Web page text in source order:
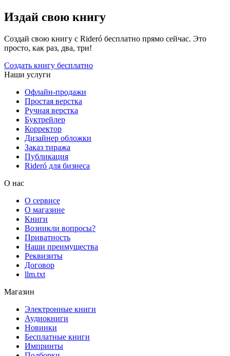
Издай свою книгу
Создай свою книгу с Rideró бесплатно прямо сейчас. Это
просто, как раз, два, три!
Создать книгу бесплатно
Наши услуги
Офлайн-продажи
Простая верстка
Ручная верстка
Буктрейлер
Корректор
Дизайнер обложки
Заказ тиража
Публикация
Rideró для бизнеса
О нас
О сервисе
О магазине
Книги
Возникли вопросы?
Приватность
Наши преимущества
Реквизиты
Договор
llm.txt
Магазин
Электронные книги
Аудиокниги
Новинки
Бесплатные книги
Импринты